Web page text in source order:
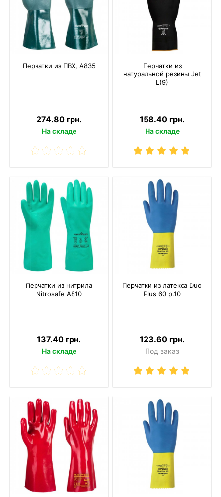
Перчатки из ПВХ, A835
274.80 грн.
На складе
Перчатки из
натуральной резины Jet
L(9)
158.40 грн.
На складе
Перчатки из нитрила
Nitrosafe A810
137.40 грн.
На складе
Перчатки из латекса Duo
Plus 60 р.10
123.60 грн.
Под заказ